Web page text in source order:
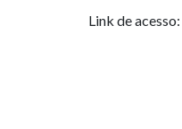
Link de acesso: